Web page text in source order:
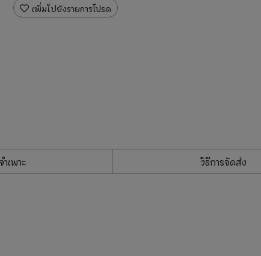
เพิ่มไปยังรายการโปรด
เพาะ วิธีการจัดส่ง